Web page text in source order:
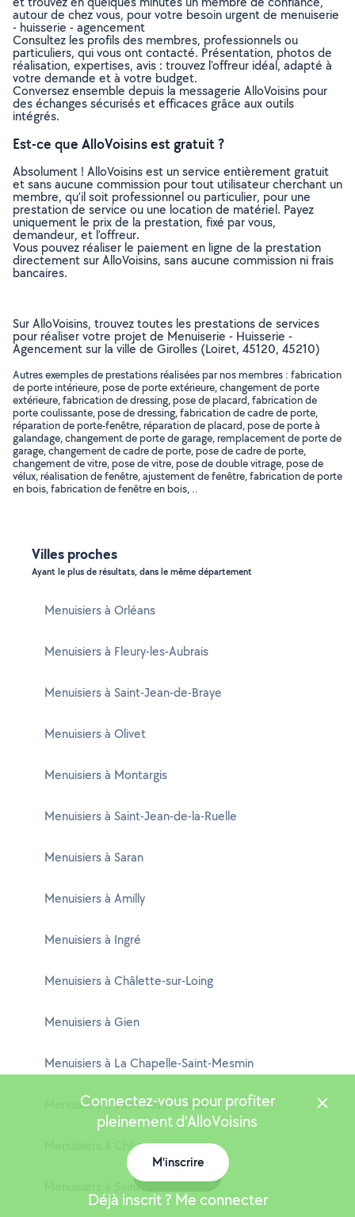
autour de chez vous, pour votre besoin urgent de menuiserie
- huisserie - agencement
Consultez les profils des membres, professionnels ou
particuliers, qui vous ont contacté. Présentation, photos de
réalisation, expertises, avis : trouvez l'offreur idéal, adapté à
votre demande et à votre budget.
Conversez ensemble depuis la messagerie AlloVoisins pour
des échanges sécurisés et efficaces grâce aux outils
intégrés.
Est-ce que AlloVoisins est gratuit ?
Absolument ! AlloVoisins est un service entièrement gratuit
et sans aucune commission pour tout utilisateur cherchant un
membre, qu’il soit professionnel ou particulier, pour une
prestation de service ou une location de matériel. Payez
uniquement le prix de la prestation, fixé par vous,
demandeur, et l’offreur.
Vous pouvez réaliser le paiement en ligne de la prestation
directement sur AlloVoisins, sans aucune commission ni frais
bancaires.
Sur AlloVoisins, trouvez toutes les prestations de services
pour réaliser votre projet de Menuiserie - Huisserie -
Agencement sur la ville de Girolles (Loiret, 45120, 45210)
Autres exemples de prestations réalisées par nos membres : fabrication
de porte intérieure, pose de porte extérieure, changement de porte
extérieure, fabrication de dressing, pose de placard, fabrication de
porte coulissante, pose de dressing, fabrication de cadre de porte,
réparation de porte-fenêtre, réparation de placard, pose de porte à
galandage, changement de porte de garage, remplacement de porte de
garage, changement de cadre de porte, pose de cadre de porte,
changement de vitre, pose de vitre, pose de double vitrage, pose de
vélux, réalisation de fenêtre, ajustement de fenêtre, fabrication de porte
en bois, fabrication de fenêtre en bois, ..
Villes proches
Ayant le plus de résultats, dans le même département
Menuisiers à Orléans
Menuisiers à Fleury-les-Aubrais
Menuisiers à Saint-Jean-de-Braye
Menuisiers à Olivet
Menuisiers à Montargis
Menuisiers à Saint-Jean-de-la-Ruelle
Menuisiers à Saran
Menuisiers à Amilly
Menuisiers à Ingré
Menuisiers à Châlette-sur-Loing
Menuisiers à Gien
Menuisiers à La Chapelle-Saint-Mesmin
Menuisiers à Saint-Jean-le-Blanc
Menuisiers à Chécy
Menuisiers à Saint-Denis-en-Val
Connectez-vous pour profiter
pleinement d'AlloVoisins
M'inscrire
Déjà inscrit ? Me connecter